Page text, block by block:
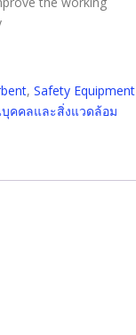
, Safety Equipment
คคลและสิ่งแวดล้อม